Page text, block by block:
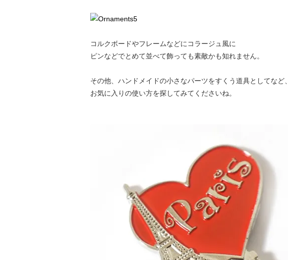
コルクボードやフレームなどにコラージュ風に
ピンなどでとめて並べて飾っても素敵かも知れません。
その他、ハンドメイドの小さなパーツをすくう道具としてなど、
お気に入りの使い方を探してみてくださいね。